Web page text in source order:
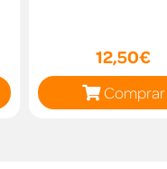
12,50€
Comprar